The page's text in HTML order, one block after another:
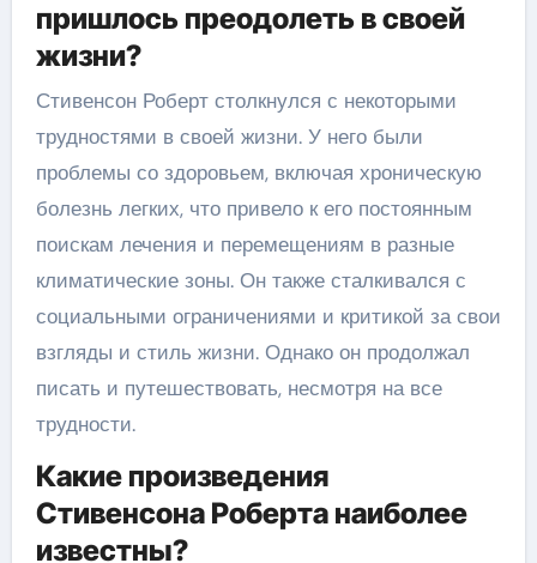
пришлось преодолеть в своей
жизни?
Стивенсон Роберт столкнулся с некоторыми
трудностями в своей жизни. У него были
проблемы со здоровьем, включая хроническую
болезнь легких, что привело к его постоянным
поискам лечения и перемещениям в разные
климатические зоны. Он также сталкивался с
социальными ограничениями и критикой за свои
взгляды и стиль жизни. Однако он продолжал
писать и путешествовать, несмотря на все
трудности.
Какие произведения
Стивенсона Роберта наиболее
известны?